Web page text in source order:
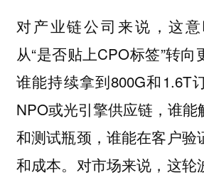
对产业链公司来说，这
从“是否贴上CPO标签”转向
谁能持续拿到800G和1.6T
NPO或光引擎供应链，谁能
和测试瓶颈，谁能在客户验
和成本。对市场来说，这轮